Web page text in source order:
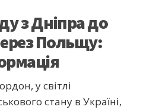
з Дніпра до
Польщу:
у світлі
стану в Україні,